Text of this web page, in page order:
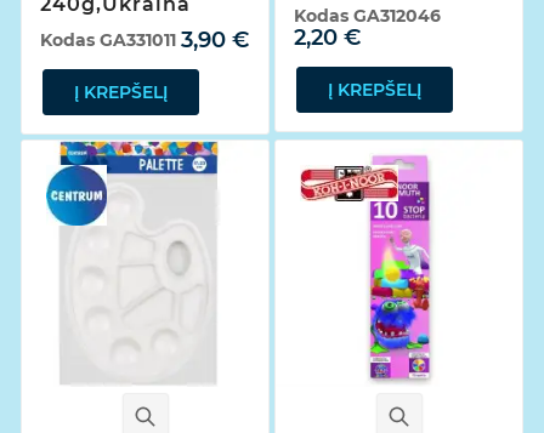
3,90 €
Kodas GA331011
Į KREPŠELĮ
2,20 €
Kodas GA312046
Į KREPŠELĮ